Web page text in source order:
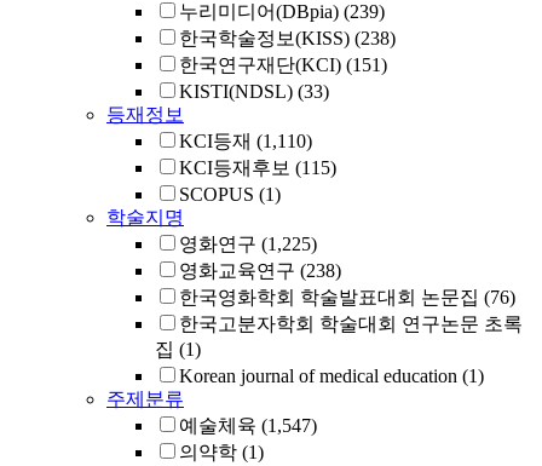
누리미디어(DBpia) (239)
한국학술정보(KISS) (238)
한국연구재단(KCI) (151)
KISTI(NDSL) (33)
등재정보
KCI등재 (1,110)
KCI등재후보 (115)
SCOPUS (1)
학술지명
영화연구 (1,225)
영화교육연구 (238)
한국영화학회 학술발표대회 논문집 (76)
한국고분자학회 학술대회 연구논문 초록
집 (1)
Korean journal of medical education (1)
주제분류
예술체육 (1,547)
의약학 (1)